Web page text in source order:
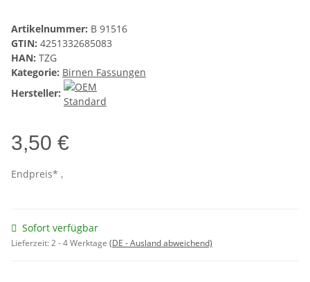
Artikelnummer: B 91516
GTIN: 4251332685083
HAN: TZG
Kategorie: Birnen Fassungen
Hersteller:
3,50 €
Endpreis* ,
Sofort verfügbar
Lieferzeit:2 - 4 Werktage (DE - Ausland abweichend)